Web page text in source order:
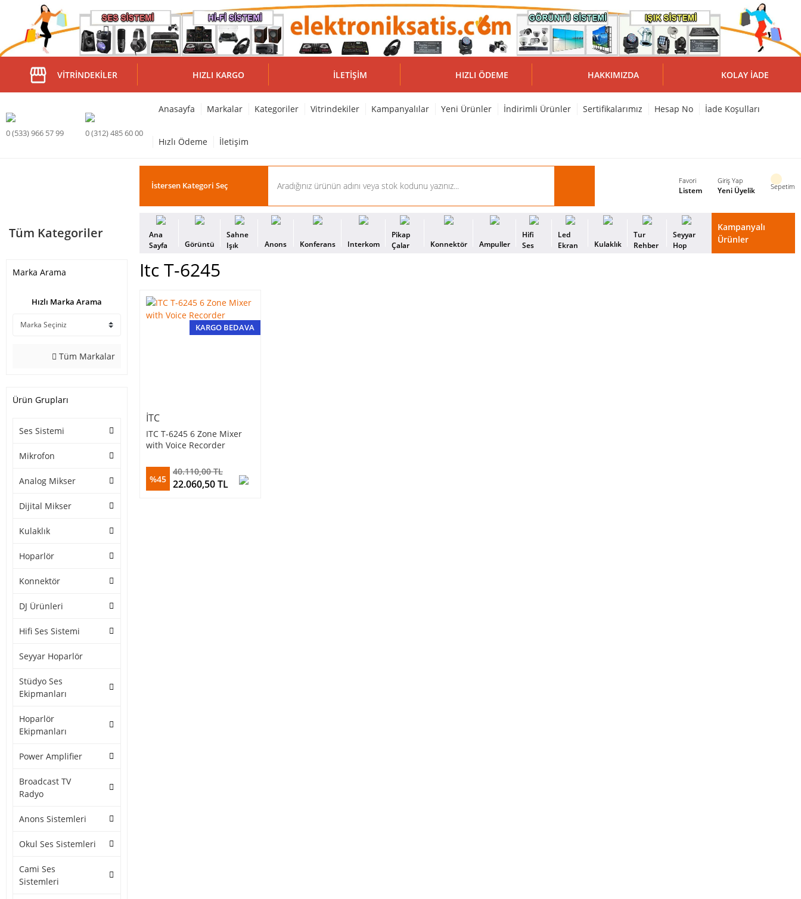
VITRINDEKILER HIZLI KARGO İLETIŞIM HIZLI ÖDEME HAKKIMIZDA KOLAY İADE
0 (533) 966 57 99 0 (312) 485 60 00
Anasayfa Markalar Kategoriler Vitrindekiler Kampanyalılar Yeni Ürünler İndirimli Ürünler Sertifikalarımız Hesap No İade Koşulları
Hızlı Ödeme İletişim
Favori
Listem
Giriş Yap
Yeni Üyelik Sepetim
Tüm Kategoriler
Ana
Sayfa
Görüntü
Sahne
Işık
Anons Konferans Interkom
Pikap
Çalar
Konnektör Ampuller
Hifi
Ses
Led
Ekran
Kulaklık
Tur
Rehber
Seyyar
Hop
Kampanyalı
Ürünler
Marka Arama
Hızlı Marka Arama
Tüm Markalar
Ürün Grupları
Ses Sistemi
Mikrofon
Analog Mikser
Dijital Mikser
Kulaklık
Hoparlör
Konnektör
DJ Ürünleri
Hifi Ses Sistemi
Seyyar Hoparlör
Stüdyo Ses
Ekipmanları
Hoparlör
Ekipmanları
Power Amplifier
Broadcast TV
Radyo
Anons Sistemleri
Okul Ses Sistemleri
Cami Ses
Sistemleri
Itc T-6245
KARGO BEDAVA
ITC
ITC T-6245 6 Zone Mixer
with Voice Recorder
%45
40.110,00 TL
22.060,50 TL